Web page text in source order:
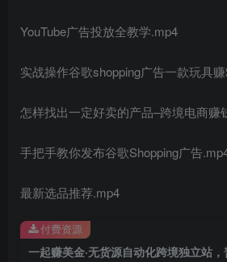
YouTube广告投放全教学.mp4
实战操作谷歌shopping广告一款玩具
怎样找出一定好卖的产品–跨境电商赚
手把手教你发布谷歌Shopping广告
最新选品推荐.mp4
付费资源